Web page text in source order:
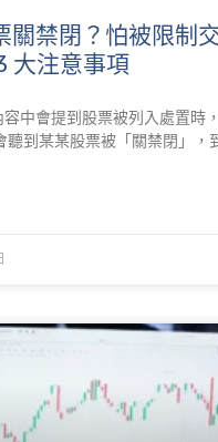
關禁閉？怕被限制
大注意事項
中會提到股票被列入處置時
聽到某某股票被「關禁閉」，